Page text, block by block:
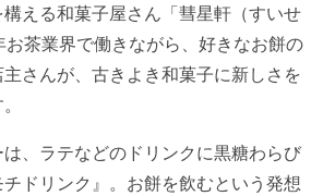
える和菓子屋さん「彗星軒（すいせ
茶業界で働きながら、好きなお餅の
さんが、古きよき和菓子に新しさを
、ラテなどのドリンクに黒糖わらび
ドリンク』。お餅を飲むという発想